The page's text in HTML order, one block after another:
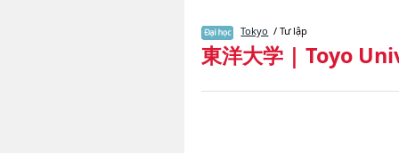
DesignhoặcNgành International Tourism
tuyển sinh, số lượng trúng tuyển, cở sở trang
Tokyo / Tư lập
東洋大学 | Toyo